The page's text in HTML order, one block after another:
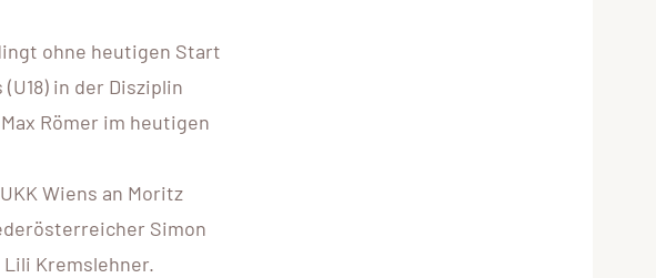
ohne heutigen Start
in der Disziplin
Römer im heutigen
Wiens an Moritz
Simon
Lili Kremslehner.